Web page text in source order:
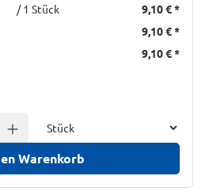
/ 1 Stück 9,10 €*
9,10 €*
9,10 €*
Anzahl erhöhen
Warenkorb